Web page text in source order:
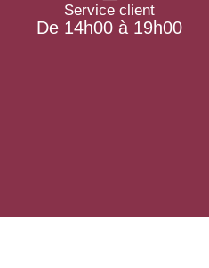
Service client
De 14h00 à 19h00